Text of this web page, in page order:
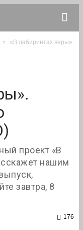
«В лабиринтах веры».
проект «В
нашим
завтра, 8
176